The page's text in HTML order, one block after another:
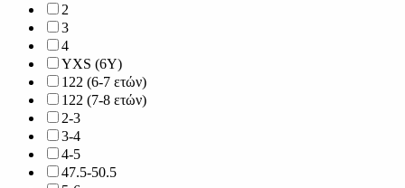
2
3
4
YXS (6Y)
122 (6-7 ετών)
122 (7-8 ετών)
2-3
3-4
4-5
47.5-50.5